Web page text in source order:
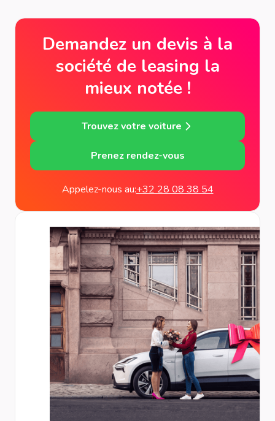
Demandez un devis à la
société de leasing la
mieux notée !
Trouvez votre voiture
Prenez rendez-vous
Appelez-nous au:+32 28 08 38 54